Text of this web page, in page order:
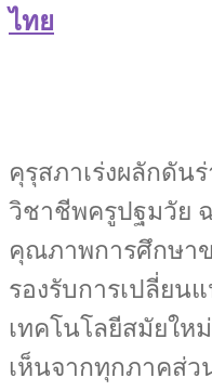
ไทย
คุรุสภาเร่งผลักดัน
วิชาชีพครูปฐมวัย
คุณภาพการศึกษา
รองรับการเปลี่ยน
เทคโนโลยีสมัยให
เห็นจากทุกภาคส่ว